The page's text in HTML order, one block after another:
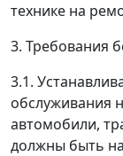
технике на
3. Требования
3.1.
обслуживания
автомобили,
должны быть